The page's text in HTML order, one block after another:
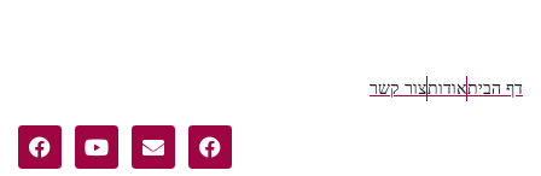
הביתאודותצור קשר